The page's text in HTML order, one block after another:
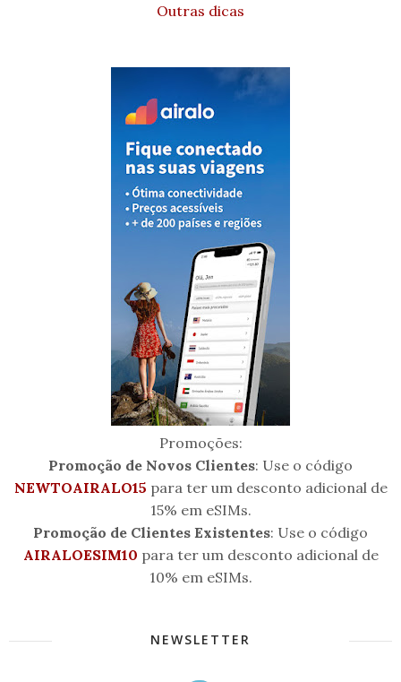
Outras dicas
Promoções:
Promoção de Novos Clientes: Use o código
NEWTOAIRALO15 para ter um desconto adicional de
15% em eSIMs.
Promoção de Clientes Existentes: Use o código
AIRALOESIM10 para ter um desconto adicional de
10% em eSIMs.
NEWSLETTER